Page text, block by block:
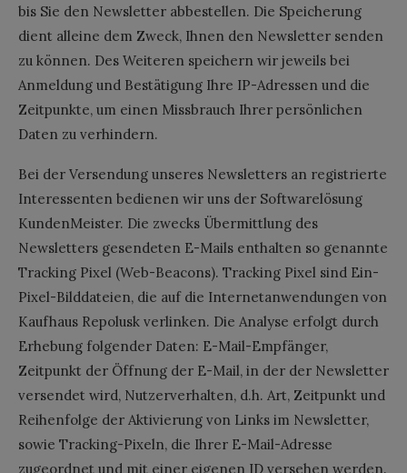
bis Sie den Newsletter abbestellen. Die Speicherung
dient alleine dem Zweck, Ihnen den Newsletter senden
zu können. Des Weiteren speichern wir jeweils bei
Anmeldung und Bestätigung Ihre IP-Adressen und die
Zeitpunkte, um einen Missbrauch Ihrer persönlichen
Daten zu verhindern.
Bei der Versendung unseres Newsletters an registrierte
Interessenten bedienen wir uns der Softwarelösung
KundenMeister. Die zwecks Übermittlung des
Newsletters gesendeten E-Mails enthalten so genannte
Tracking Pixel (Web-Beacons). Tracking Pixel sind Ein-
Pixel-Bilddateien, die auf die Internetanwendungen von
Kaufhaus Repolusk verlinken. Die Analyse erfolgt durch
Erhebung folgender Daten: E-Mail-Empfänger,
Zeitpunkt der Öffnung der E-Mail, in der der Newsletter
versendet wird, Nutzerverhalten, d.h. Art, Zeitpunkt und
Reihenfolge der Aktivierung von Links im Newsletter,
sowie Tracking-Pixeln, die Ihrer E-Mail-Adresse
zugeordnet und mit einer eigenen ID versehen werden.